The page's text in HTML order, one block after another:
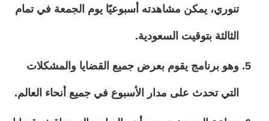
تنوري، يمكن مشاهدته أسبوعيًا يوم الجمعة في تمام
الثالثة بتوقيت السعودية.
وهو برنامج يقوم بعرض جميع القضايا والمشكلات
التي تحدث على مدار الأسبوع في جميع أنحاء العالم.